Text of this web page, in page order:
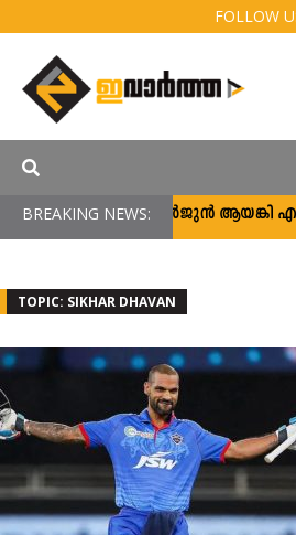
FOLLOW
BREAKING NEWS:അര്‍ജുന്‍ ആയങ്കി
TOPIC: SIKHAR DHAVAN